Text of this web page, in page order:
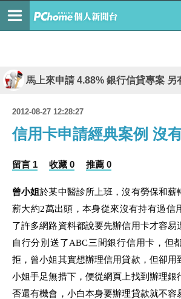
馬上來申請 4.88% 銀行信貸專案 另有房貸 汽機車貸款
2012-08-27 12:28:27
信用卡申請經典案例 沒
留言 1 收藏 0 推薦 0
曾小姐於某中醫診所上班，沒有勞保和薪
薪大約2萬出頭，本身從來沒有持有過信
了許多網路資料都說要先辦信用卡才容易
自行分別送了ABC三間銀行信用卡，但
拒，曾小姐其實想辦理信用貸款，但卻用
小姐手足無措下，便從網頁上找到辦理銀
否還有機會，小白本身要辦理貸款就不容